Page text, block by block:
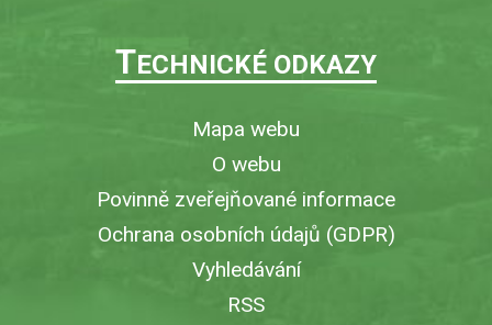
TECHNICKÉ ODKAZY
Mapa webu
O webu
Povinně zveřejňované informace
Ochrana osobních údajů (GDPR)
Vyhledávání
RSS